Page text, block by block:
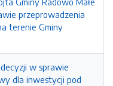
przeprowadzenia
terenie Gminy
w sprawie
dla inwestycji pod